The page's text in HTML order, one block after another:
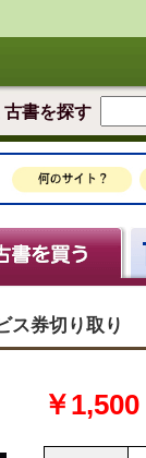
古書を探す
ス券切り取り
￥1,500